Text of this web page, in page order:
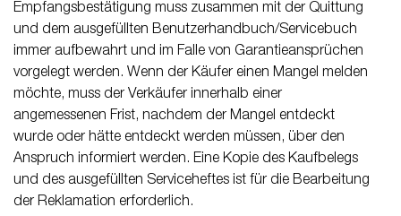
Empfangsbestätigung muss zusammen mit der Quittung
und dem ausgefüllten Benutzerhandbuch/Servicebuch
immer aufbewahrt und im Falle von Garantieansprüchen
vorgelegt werden. Wenn der Käufer einen Mangel melden
möchte, muss der Verkäufer innerhalb einer
angemessenen Frist, nachdem der Mangel entdeckt
wurde oder hätte entdeckt werden müssen, über den
Anspruch informiert werden. Eine Kopie des Kaufbelegs
und des ausgefüllten Serviceheftes ist für die Bearbeitung
der Reklamation erforderlich.